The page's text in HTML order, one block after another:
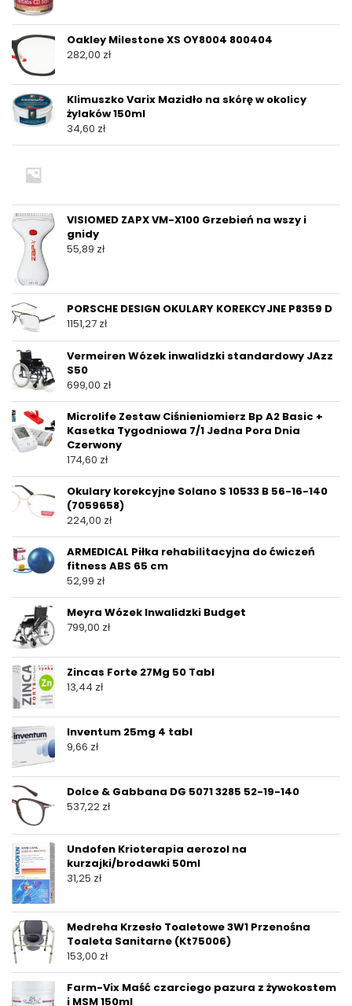
Oakley Milestone XS OY8004 800404
282,00 zł
Klimuszko Varix Mazidło na skórę w okolicy
żylaków 150ml
34,60 zł
VISIOMED ZAPX VM-X100 Grzebień na wszy i
gnidy
55,89 zł
PORSCHE DESIGN OKULARY KOREKCYJNE P8359 D
1151,27 zł
Vermeiren Wózek inwalidzki standardowy JAzz
S50
699,00 zł
Microlife Zestaw Ciśnieniomierz Bp A2 Basic +
Kasetka Tygodniowa 7/1 Jedna Pora Dnia
Czerwony
174,60 zł
Okulary korekcyjne Solano S 10533 B 56-16-140
(7059658)
224,00 zł
ARMEDICAL Piłka rehabilitacyjna do ćwiczeń
fitness ABS 65 cm
52,99 zł
Meyra Wózek Inwalidzki Budget
799,00 zł
Zincas Forte 27Mg 50 Tabl
13,44 zł
Inventum 25mg 4 tabl
9,66 zł
Dolce & Gabbana DG 5071 3285 52-19-140
537,22 zł
Undofen Krioterapia aerozol na
kurzajki/brodawki 50ml
31,25 zł
Medreha Krzesło Toaletowe 3W1 Przenośna
Toaleta Sanitarne (Kt75006)
153,00 zł
Farm-Vix Maść czarciego pazura z żywokostem
i MSM 150ml